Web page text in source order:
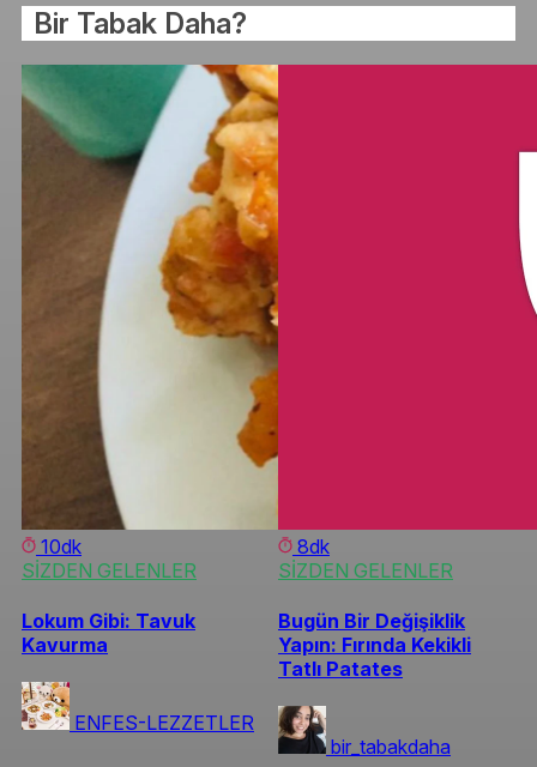
Bir Tabak Daha?
10dk
SİZDEN GELENLER
Lokum Gibi: Tavuk
Kavurma
ENFES-LEZZETLER
8dk
SİZDEN GELENLER
Bugün Bir Değişiklik
Yapın: Fırında Kekikli
Tatlı Patates
bir_tabakdaha